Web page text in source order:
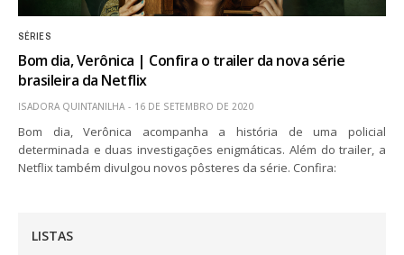
SÉRIES
Bom dia, Verônica | Confira o trailer da nova série
brasileira da Netflix
ISADORA QUINTANILHA 16 DE SETEMBRO DE 2020
Bom dia, Verônica acompanha a história de uma policial
determinada e duas investigações enigmáticas. Além do trailer, a
Netflix também divulgou novos pôsteres da série. Confira:
LISTAS